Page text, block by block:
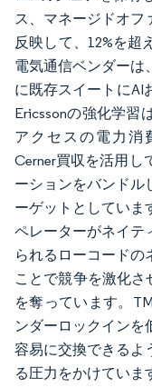
ス、マネージドオフ
反映して、12%を超
電気通信ベンダーは
に既存スイートにAI
Ericssonの強化学習
アクセスの電力消
Cerner買収を活用し
ーションをバンドル
ーゲットとしていま
ペレーターがネイテ
られるローコードの
ことで競争を激化さ
を奪っています。
ンダーロックインを
容易に交換できるよ
る圧力をかけていま